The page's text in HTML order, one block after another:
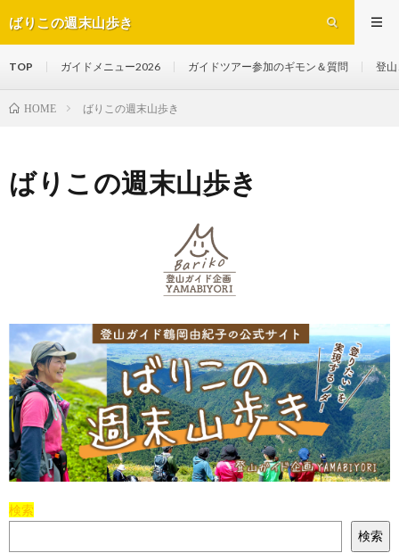
ばりこの週末山歩き
TOP ガイドメニュー2026 ガイドツアー参加のギモン＆質問 登
HOME ばりこの週末山歩き
ばりこの週末山歩き
検索
検索